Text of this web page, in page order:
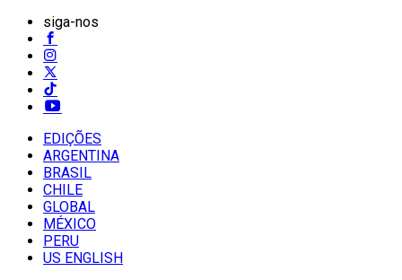
siga-nos
EDIÇÕES
ARGENTINA
BRASIL
CHILE
GLOBAL
MÉXICO
PERU
US ENGLISH